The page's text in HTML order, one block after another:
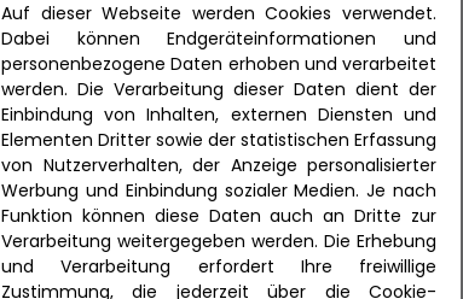
Auf dieser Webseite werden Cookies verwendet.
Dabei können Endgeräteinformationen und
personenbezogene Daten erhoben und verarbeitet
werden. Die Verarbeitung dieser Daten dient der
Einbindung von Inhalten, externen Diensten und
Elementen Dritter sowie der statistischen Erfassung
von Nutzerverhalten, der Anzeige personalisierter
Werbung und Einbindung sozialer Medien. Je nach
Funktion können diese Daten auch an Dritte zur
Verarbeitung weitergegeben werden. Die Erhebung
und Verarbeitung erfordert Ihre freiwillige
Zustimmung, die jederzeit über die Cookie-